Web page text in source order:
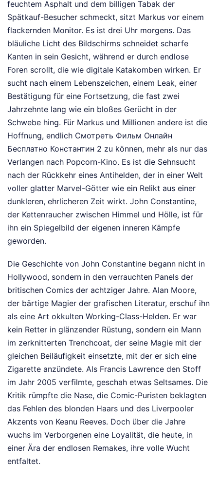
feuchtem Asphalt und dem billigen Tabak der
Spätkauf-Besucher schmeckt, sitzt Markus vor einem
flackernden Monitor. Es ist drei Uhr morgens. Das
bläuliche Licht des Bildschirms schneidet scharfe
Kanten in sein Gesicht, während er durch endlose
Foren scrollt, die wie digitale Katakomben wirken. Er
sucht nach einem Lebenszeichen, einem Leak, einer
Bestätigung für eine Fortsetzung, die fast zwei
Jahrzehnte lang wie ein bloßes Gerücht in der
Schwebe hing. Für Markus und Millionen andere ist die
Hoffnung, endlich Смотреть Фильм Онлайн
Бесплатно Константин 2 zu können, mehr als nur das
Verlangen nach Popcorn-Kino. Es ist die Sehnsucht
nach der Rückkehr eines Antihelden, der in einer Welt
voller glatter Marvel-Götter wie ein Relikt aus einer
dunkleren, ehrlicheren Zeit wirkt. John Constantine,
der Kettenraucher zwischen Himmel und Hölle, ist für
ihn ein Spiegelbild der eigenen inneren Kämpfe
geworden.
Die Geschichte von John Constantine begann nicht in
Hollywood, sondern in den verrauchten Panels der
britischen Comics der achtziger Jahre. Alan Moore,
der bärtige Magier der grafischen Literatur, erschuf ihn
als eine Art okkulten Working-Class-Helden. Er war
kein Retter in glänzender Rüstung, sondern ein Mann
im zerknitterten Trenchcoat, der seine Magie mit der
gleichen Beiläufigkeit einsetzte, mit der er sich eine
Zigarette anzündete. Als Francis Lawrence den Stoff
im Jahr 2005 verfilmte, geschah etwas Seltsames. Die
Kritik rümpfte die Nase, die Comic-Puristen beklagten
das Fehlen des blonden Haars und des Liverpooler
Akzents von Keanu Reeves. Doch über die Jahre
wuchs im Verborgenen eine Loyalität, die heute, in
einer Ära der endlosen Remakes, ihre volle Wucht
entfaltet.